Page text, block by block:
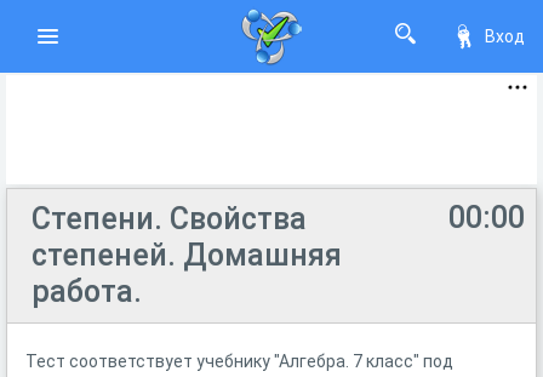
Вход
00:00
Степени. Свойства
степеней. Домашняя
работа.
Тест соответствует учебнику "Алгебра. 7 класс" под